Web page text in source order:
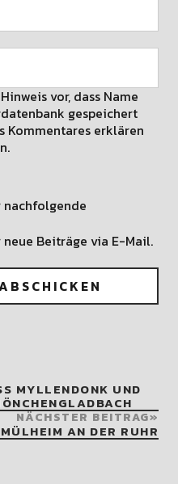
vor, dass Name
gespeichert
Kommentares erklären
Beiträge via E-Mail.
MYLLENDONK UND
NÄCHSTER BEITRAG
AN DER RUHR